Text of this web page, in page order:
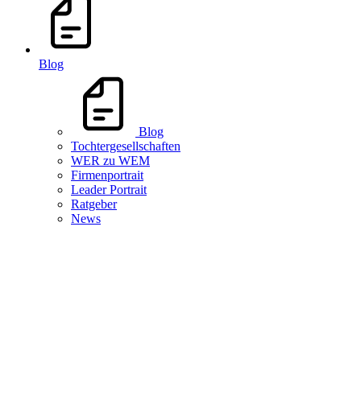
Blog
Blog
Tochtergesellschaften
WER zu WEM
Firmenportrait
Leader Portrait
Ratgeber
News